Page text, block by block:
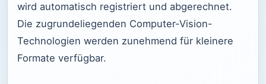
wird automatisch registriert und abgerechnet.
Die zugrundeliegenden Computer-Vision-
Technologien werden zunehmend für kleinere
Formate verfügbar.